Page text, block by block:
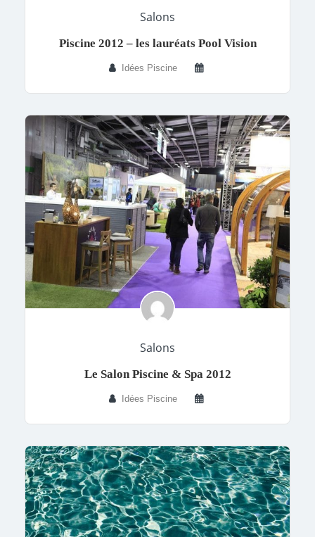
Salons
Piscine 2012 – les lauréats Pool Vision
Idées Piscine
Salons
Le Salon Piscine & Spa 2012
Idées Piscine